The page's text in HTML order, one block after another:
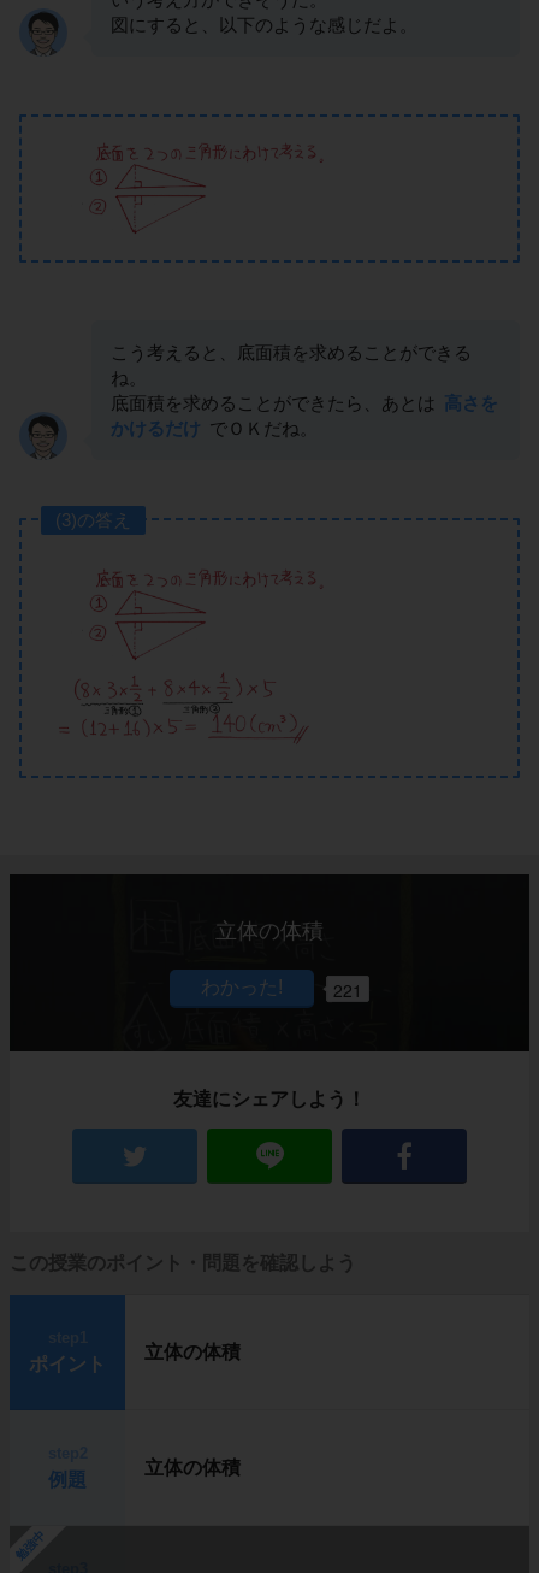
図にすると、以下のような感じだよ。
こう考えると、底面積を求めることができる
ね。
底面積を求めることができたら、あとは 高さを
かけるだけ でＯＫだね。
(3)の答え
立体の体積
221
友達にシェアしよう！
この授業のポイント・問題を確認しよう
ポイント
立体の体積
例題
立体の体積
勉強中